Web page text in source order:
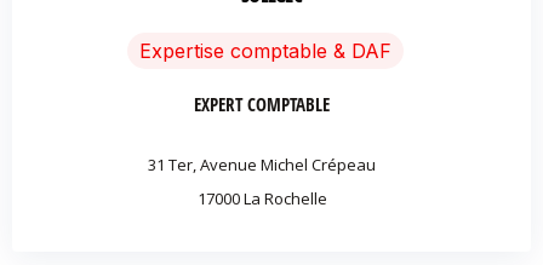
Expertise comptable & DAF
EXPERT COMPTABLE
31 Ter, Avenue Michel Crépeau
17000La Rochelle